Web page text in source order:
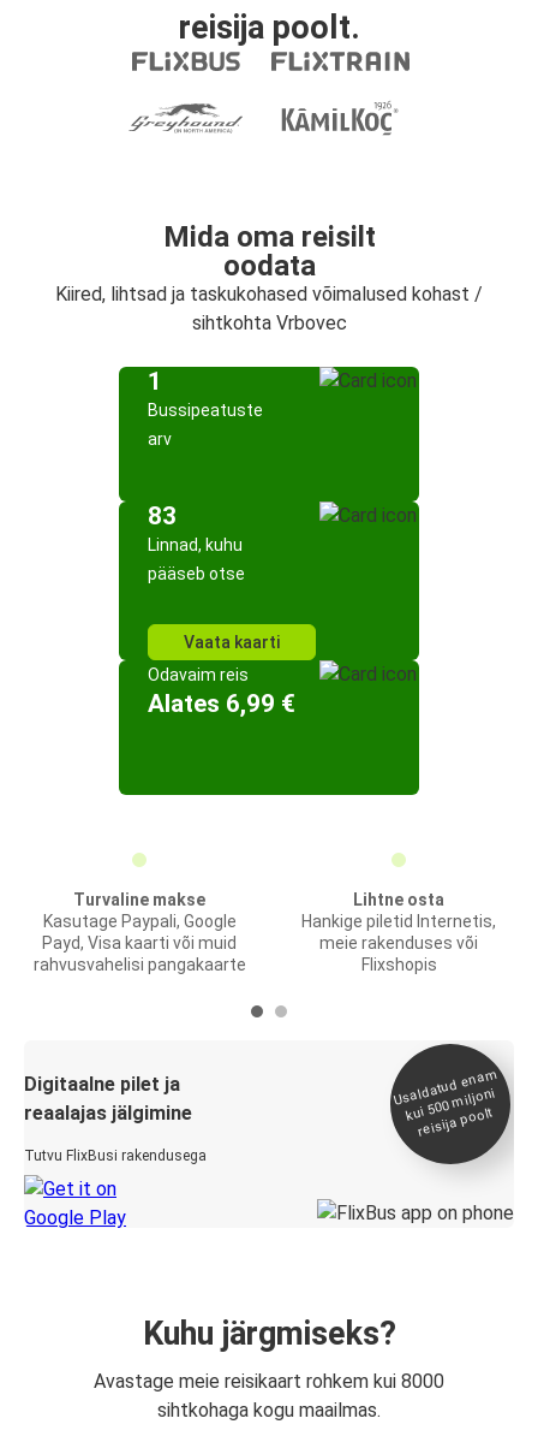
reisija poolt.
Mida oma reisilt
oodata
Kiired, lihtsad ja taskukohased võimalused kohast /
sihtkohta Vrbovec
1
Bussipeatuste
arv
83
Linnad, kuhu
pääseb otse
Vaata kaarti
Odavaim reis
Alates 6,99 €
Turvaline makse
Kasutage Paypali, Google
Payd, Visa kaarti või muid
rahvusvahelisi pangakaarte
Lihtne osta
Hankige piletid Internetis,
meie rakenduses või
Flixshopis
Digitaalne pilet ja
reaalajas jälgimine
Tutvu FlixBusi rakendusega
Usaldatud ena
m
kui 500
miljoni
reisija poolt
Kuhu järgmiseks?
Avastage meie reisikaart rohkem kui 8000
sihtkohaga kogu maailmas.